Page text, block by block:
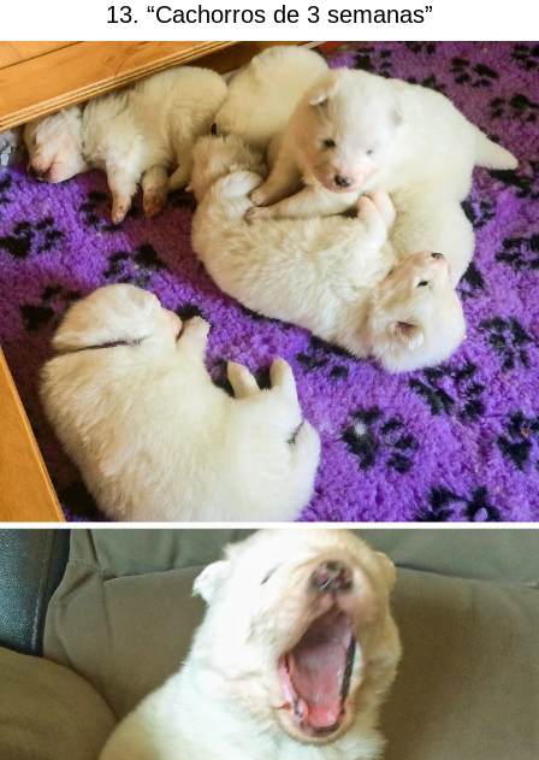
13. “Cachorros de 3 semanas”